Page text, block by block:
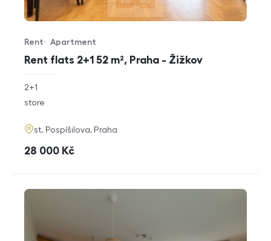
Rent flats 2+1 52 m², Praha - Žižkov
Offer type
Rent
Property type
Apartment
rozměry
2+1
funkce
store
adresa
st. Pospíšilova, Praha
cena
28 000 Kč